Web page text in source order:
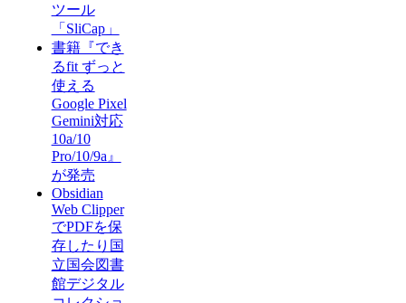
ツール
「SliCap」
書籍『でき
るfit ずっと
使える
Google Pixel
Gemini対応
10a/10
Pro/10/9a』
が発売
Obsidian
Web Clipper
でPDFを保
存したり国
立国会図書
館デジタル